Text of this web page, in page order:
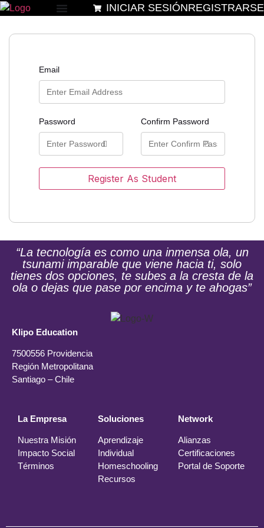
INICIAR SESIÓNREGISTRARSE
Email
Password Confirm Password
Register As Student
“La tecnología es como una inmensa ola, un
tsunami imparable que viene hacia ti, solo
tienes dos opciones, te subes a la cresta de la
ola o dejas que pase por encima y te ahogas”
Klipo Education
7500556 Providencia
Región Metropolitana
Santiago – Chile
La Empresa
Nuestra Misión
Impacto Social
Términos
Soluciones
Aprendizaje
Individual
Homeschooling
Recursos
Network
Alianzas
Certificaciones
Portal de Soporte